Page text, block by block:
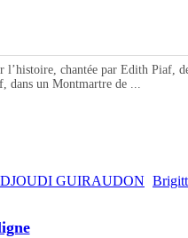
chantée par Edith Piaf,
dans un Montmartre de ...
DJOUDI GUIRAUDON